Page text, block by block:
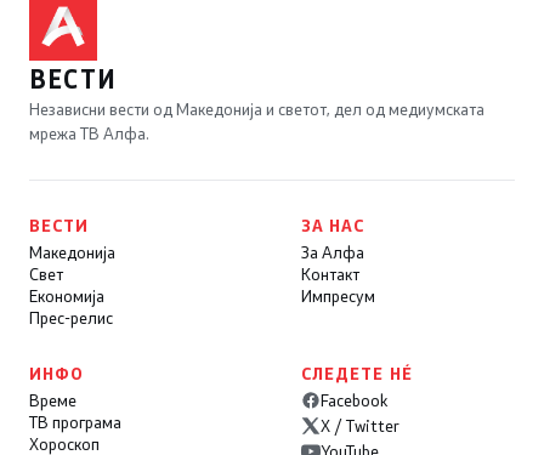
ВЕСТИ
Независни вести од Македонија и светот, дел од медиумската
мрежа ТВ Алфа.
ВЕСТИ
Македонија
Свет
Економија
Прес-релис
ЗА НАС
За Алфа
Контакт
Импресум
ИНФО
Време
ТВ програма
Хороскоп
СЛЕДЕТЕ НÉ
Facebook
X / Twitter